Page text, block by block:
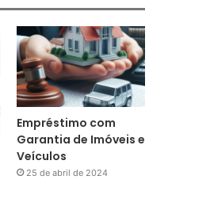
Empréstimo com
Garantia de Imóveis e
Veículos
25 de abril de 2024